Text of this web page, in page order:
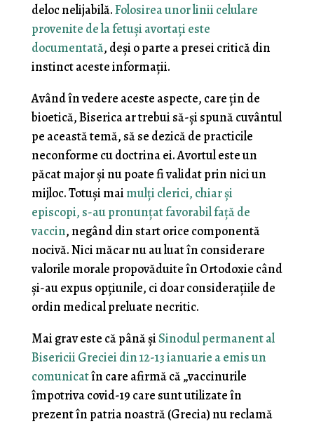
deloc nelijabilă.Folosirea unor linii celulare
provenite de la fetuși avortați este
documentată, deși o parte a presei critică din
instinct aceste informații.
Având în vedere aceste aspecte, care țin de
bioetică, Biserica ar trebui să-și spună cuvântul
pe această temă, să se dezică de practicile
neconforme cu doctrina ei. Avortul este un
păcat major și nu poate fi validat prin nici un
mijloc. Totuși mai mulți clerici, chiar și
episcopi, s-au pronunțat favorabil față de
vaccin, negând din start orice componentă
nocivă. Nici măcar nu au luat în considerare
valorile morale propovăduite în Ortodoxie când
și-au expus opțiunile, ci doar considerațiile de
ordin medical preluate necritic.
Mai grav este că până șiSinodul permanent al
Bisericii Greciei din 12-13 ianuarie a emis un
comunicatîn care afirmă că „vaccinurile
împotriva covid-19 care sunt utilizate în
prezent în patria noastră (Grecia) nu reclamă